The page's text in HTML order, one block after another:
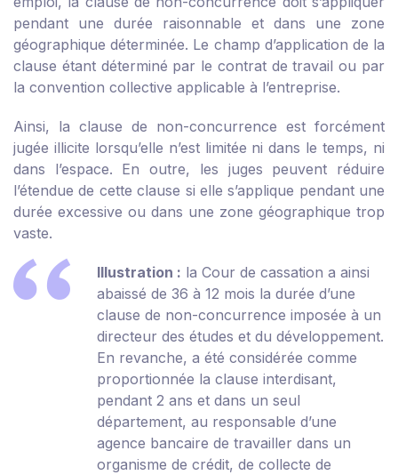
pendant une durée raisonnable et dans une zone
géographique déterminée. Le champ d’application de la
clause étant déterminé par le contrat de travail ou par
la convention collective applicable à l’entreprise.
Ainsi, la clause de non-concurrence est forcément
jugée illicite lorsqu’elle n’est limitée ni dans le temps, ni
dans l’espace. En outre, les juges peuvent réduire
l’étendue de cette clause si elle s’applique pendant une
durée excessive ou dans une zone géographique trop
vaste.
Illustration : la Cour de cassation a ainsi
abaissé de 36 à 12 mois la durée d’une
clause de non-concurrence imposée à un
directeur des études et du développement.
En revanche, a été considérée comme
proportionnée la clause interdisant,
pendant 2 ans et dans un seul
département, au responsable d’une
agence bancaire de travailler dans un
organisme de crédit, de collecte de